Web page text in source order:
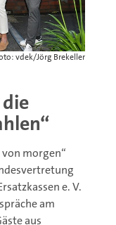
vdek/Jörg Brekeller
morgen“
e. V.
am
aus